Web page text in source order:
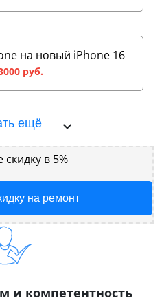
на новый iPhone 16
руб.
ещё
скидку в 5%
на ремонт
и компетентность